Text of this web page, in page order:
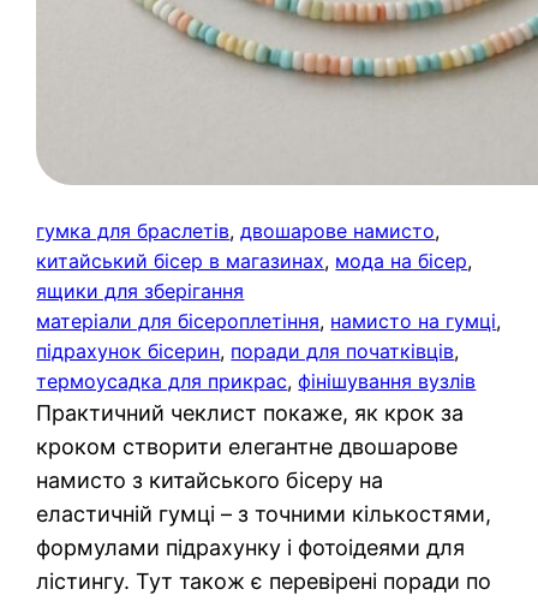
гумка для браслетів, двошарове намисто
китайський бісер в магазинах, мода на бісер
ящики для зберігання
матеріали для бісероплетіння, намисто на гумці
підрахунок бісерин, поради для початківців
термоусадка для прикрас, фінішування вузлів
Практичний чеклист покаже, як крок за
кроком створити елегантне двошарове
намисто з китайського бісеру на
еластичній гумці – з точними кількостями,
формулами підрахунку і фотоідеями для
лістингу. Тут також є перевірені поради по